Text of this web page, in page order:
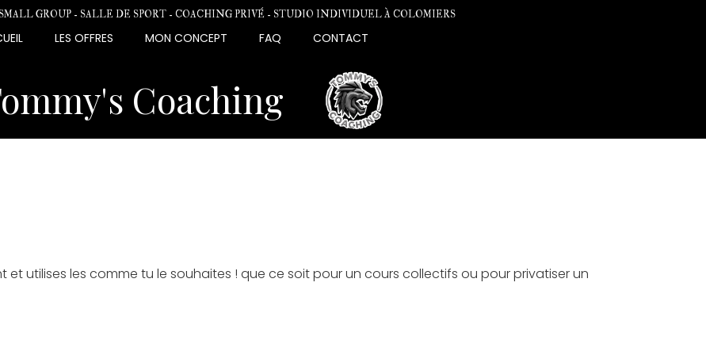
GROUP - SALLE DE SPORT - COACHING PRIVÉ - STUDIO INDIVIDUEL À COLOMIERS
LES OFFRES MON CONCEPT FAQ CONTACT
Coaching
utilises les comme tu le souhaites ! que ce soit pour un cours collectifs ou pour privatiser un